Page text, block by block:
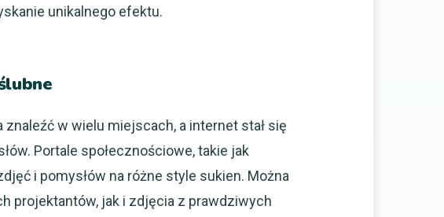
unikalnego efektu.
w wielu miejscach, a internet stał się
Portale społecznościowe, takie jak
i pomysłów na różne style sukien. Można
projektantów, jak i zdjęcia z prawdziwych